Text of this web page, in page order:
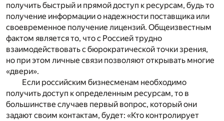
получить быстрый и прямой доступ к ресурсам, будь то
получение информации о надежности поставщика или
своевременное получение лицензий. Общеизвестным
фактом является то, что с Россией трудно
взаимодействовать с бюрократической точки зрения,
но при этом личные связи позволяют открывать многие
«двери».
Если российским бизнесменам необходимо
получить доступ к определенным ресурсам, то в
большинстве случаев первый вопрос, который они
задают своим контактам, будет: «Кто контролирует